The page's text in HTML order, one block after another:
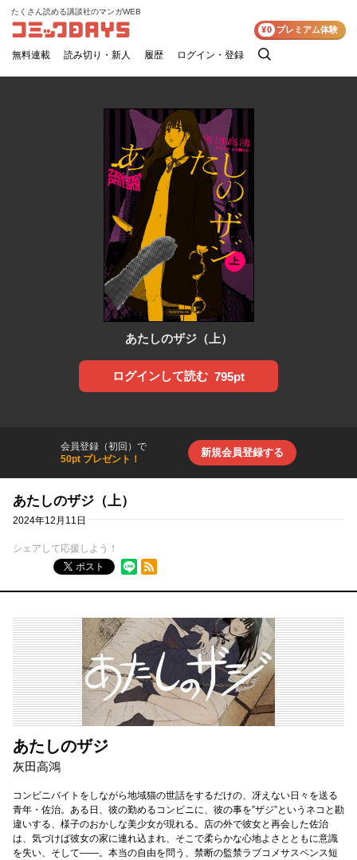
コミックDAYS
たくさん読める講談社のマンガWEB
無料連載 読み切り・新人 履歴 ログイン・登録
検
¥0 プレミアム体験
あたしのザジ（上）
ログインして読む 795pt
会員登録（初回）で
50pt プレゼント！
新規会員登録する
あたしのザジ（上）
2024年12月11日
シェアして応援しよう！
ポスト
RSSフィード
あたしのザジ
灰田高鴻
コンビニバイトをしながら地域猫の世話をするだけの、冴えない日々を送る
青年・佐治。ある日、彼の勤めるコンビニに、彼の事を”ザジ”というネコと勘
違いする、様子のおかしな美少女が現れる。店の外で彼女と再会した佐治
は、気づけば彼女の家に連れ込まれ、そこで柔らかな心地よさとともに意識
を失い、そして――。本当の自由を問う、禁断の監禁ラブコメサスペンス短